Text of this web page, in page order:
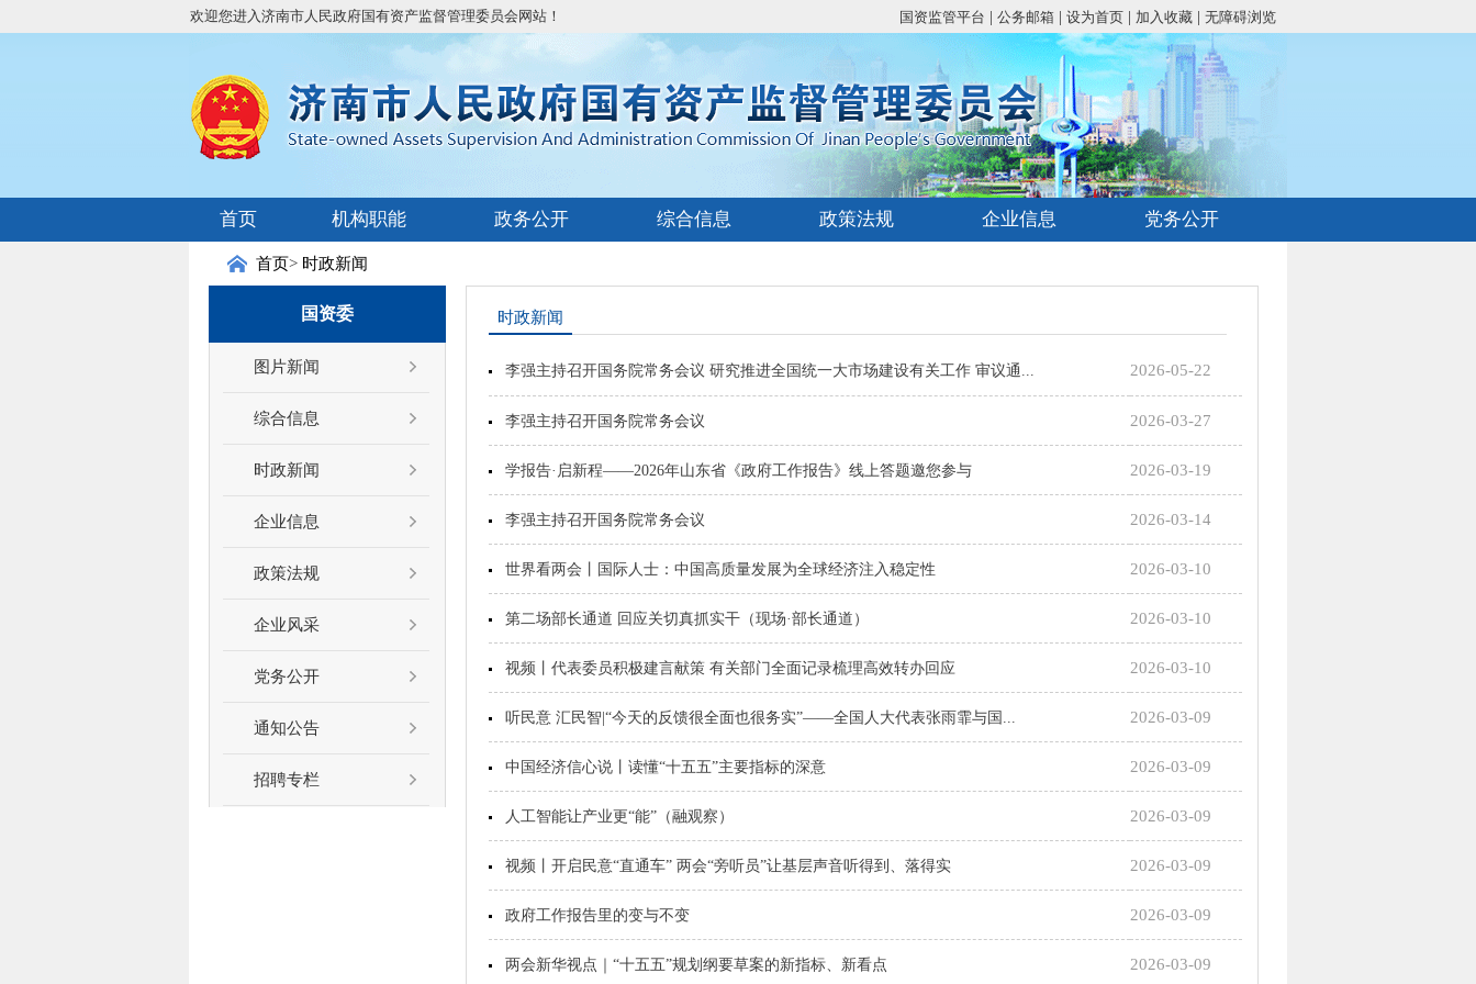
欢迎您进入济南市人民政府国有资产监督管理委员会网站！ 国资监管平台 | 公务邮箱 | 设为首页 | 加入收藏 | 无障碍浏览
首页 机构职能 政务公开 综合信息 政策法规 企业信息 党务公开
首页> 时政新闻
国资委
图片新闻
综合信息
时政新闻
企业信息
政策法规
企业风采
党务公开
通知公告
招聘专栏
时政新闻
李强主持召开国务院常务会议 研究推进全国统一大市场建设有关工作 审议通... 2026-05-22
李强主持召开国务院常务会议 2026-03-27
学报告·启新程——2026年山东省《政府工作报告》线上答题邀您参与 2026-03-19
李强主持召开国务院常务会议 2026-03-14
世界看两会丨国际人士：中国高质量发展为全球经济注入稳定性 2026-03-10
第二场部长通道 回应关切真抓实干（现场·部长通道） 2026-03-10
视频丨代表委员积极建言献策 有关部门全面记录梳理高效转办回应 2026-03-10
听民意 汇民智|“今天的反馈很全面也很务实”——全国人大代表张雨霏与国... 2026-03-09
中国经济信心说丨读懂“十五五”主要指标的深意 2026-03-09
人工智能让产业更“能”（融观察） 2026-03-09
视频丨开启民意“直通车” 两会“旁听员”让基层声音听得到、落得实 2026-03-09
政府工作报告里的变与不变 2026-03-09
两会新华视点｜“十五五”规划纲要草案的新指标、新看点 2026-03-09